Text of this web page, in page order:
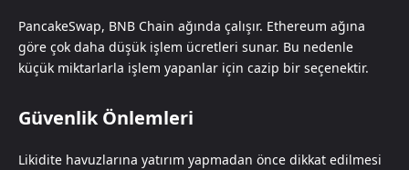
PancakeSwap, BNB Chain ağında çalışır. Ethereum ağına
göre çok daha düşük işlem ücretleri sunar. Bu nedenle
küçük miktarlarla işlem yapanlar için cazip bir seçenektir.
Güvenlik Önlemleri
Likidite havuzlarına yatırım yapmadan önce dikkat edilmesi